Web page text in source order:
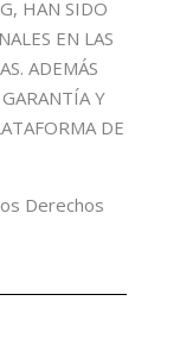
HAN SIDO
EN LAS
ADEMÁS
Y
DE
Derechos